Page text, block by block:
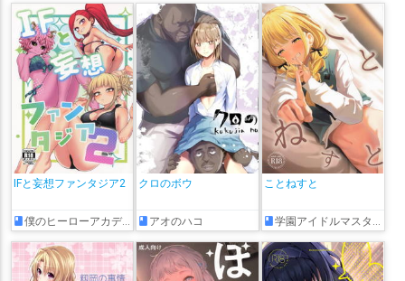
IFと妄想ファンタジア2
僕のヒーローアカデミア
クロのボウ
アオのハコ
ことねすと
学園アイドルマスター